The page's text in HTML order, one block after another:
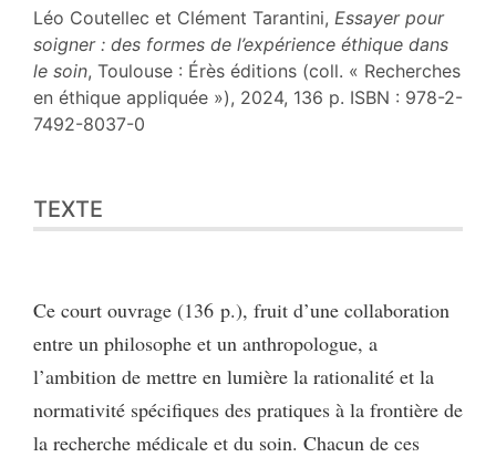
Léo Coutellec et Clément Tarantini, Essayer pour
soigner : des formes de l’expérience éthique dans
le soin, Toulouse : Érès éditions (coll. « Recherches
en éthique appliquée »), 2024, 136 p. ISBN : 978-2-
7492-8037-0
Citer cet article
Auteur
TEXTE
Ce court ouvrage (136 p.), fruit d’une collaboration
entre un philosophe et un anthropologue, a
l’ambition de mettre en lumière la rationalité et la
normativité spécifiques des pratiques à la frontière de
la recherche médicale et du soin. Chacun de ces